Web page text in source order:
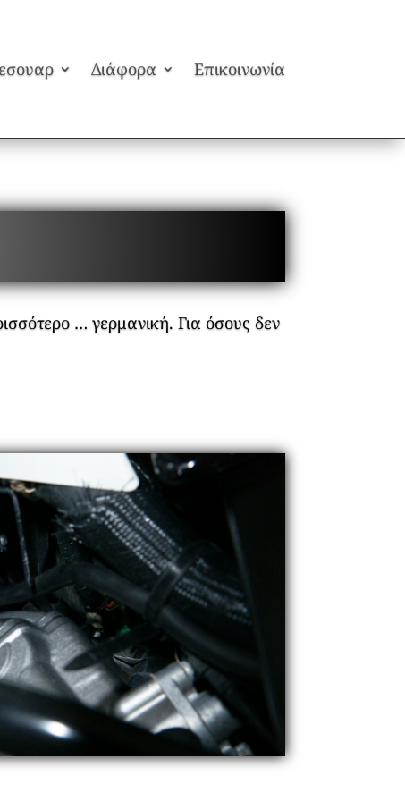
Διάφορα Επικοινωνία
… γερμανική. Για όσους δεν